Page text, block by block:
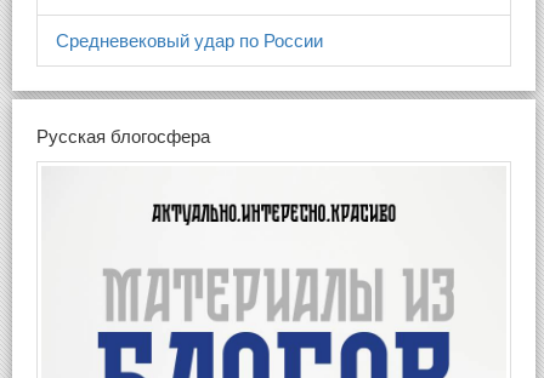
Средневековый удар по России
Русская блогосфера